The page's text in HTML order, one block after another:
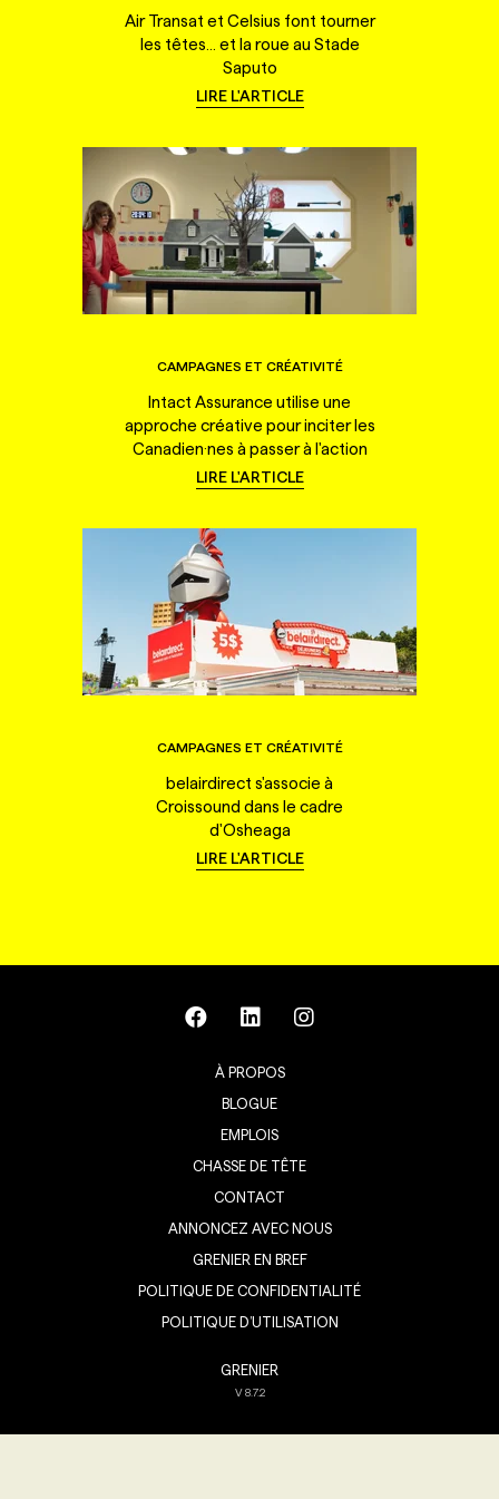
Air Transat et Celsius font tourner
les têtes... et la roue au Stade
Saputo
LIRE L'ARTICLE
CAMPAGNES ET CRÉATIVITÉ
Intact Assurance utilise une
approche créative pour inciter les
Canadien·nes à passer à l'action
LIRE L'ARTICLE
CAMPAGNES ET CRÉATIVITÉ
belairdirect s'associe à
Croissound dans le cadre
d'Osheaga
LIRE L'ARTICLE
À PROPOS
BLOGUE
EMPLOIS
CHASSE DE TÊTE
CONTACT
ANNONCEZ AVEC NOUS
GRENIER EN BREF
POLITIQUE DE CONFIDENTIALITÉ
POLITIQUE D’UTILISATION
GRENIER
V8.7.2